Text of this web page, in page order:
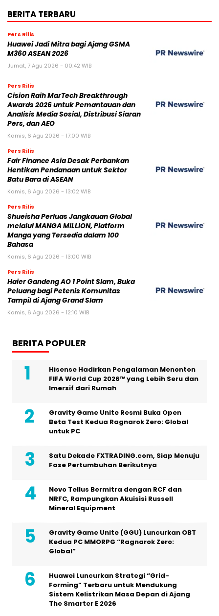
BERITA TERBARU
Pers Rilis
Huawei Jadi Mitra bagi Ajang GSMA
M360 ASEAN 2026
Jumat, 7 Agu 2026 - 00:42 WIB
Pers Rilis
Cision Raih MarTech Breakthrough
Awards 2026 untuk Pemantauan dan
Analisis Media Sosial, Distribusi Siaran
Pers, dan AEO
Kamis, 6 Agu 2026 - 17:00 WIB
Pers Rilis
Fair Finance Asia Desak Perbankan
Hentikan Pendanaan untuk Sektor
Batu Bara di ASEAN
Kamis, 6 Agu 2026 - 13:02 WIB
Pers Rilis
Shueisha Perluas Jangkauan Global
melalui MANGA MILLION, Platform
Manga yang Tersedia dalam 100
Bahasa
Kamis, 6 Agu 2026 - 13:00 WIB
Pers Rilis
Haier Gandeng AO 1 Point Slam, Buka
Peluang bagi Petenis Komunitas
Tampil di Ajang Grand Slam
Kamis, 6 Agu 2026 - 12:10 WIB
BERITA POPULER
Hisense Hadirkan Pengalaman Menonton
FIFA World Cup 2026™ yang Lebih Seru dan
Imersif dari Rumah
Gravity Game Unite Resmi Buka Open
Beta Test Kedua Ragnarok Zero: Global
untuk PC
Satu Dekade FXTRADING.com, Siap Menuju
Fase Pertumbuhan Berikutnya
Novo Tellus Bermitra dengan RCF dan
NRFC, Rampungkan Akuisisi Russell
Mineral Equipment
Gravity Game Unite (GGU) Luncurkan OBT
Kedua PC MMORPG “Ragnarok Zero:
Global”
Huawei Luncurkan Strategi “Grid-
Forming” Terbaru untuk Mendukung
Sistem Kelistrikan Masa Depan di Ajang
The Smarter E 2026